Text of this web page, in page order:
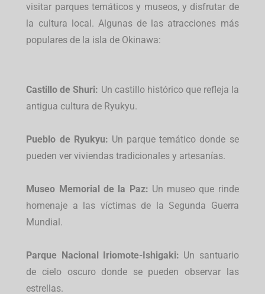
visitar parques temáticos y museos, y disfrutar de
la cultura local. Algunas de las atracciones más
populares de la isla de Okinawa:
Castillo de Shuri: Un castillo histórico que refleja la
antigua cultura de Ryukyu.
Pueblo de Ryukyu: Un parque temático donde se
pueden ver viviendas tradicionales y artesanías.
Museo Memorial de la Paz: Un museo que rinde
homenaje a las víctimas de la Segunda Guerra
Mundial.
Parque Nacional Iriomote-Ishigaki: Un santuario
de cielo oscuro donde se pueden observar las
estrellas.